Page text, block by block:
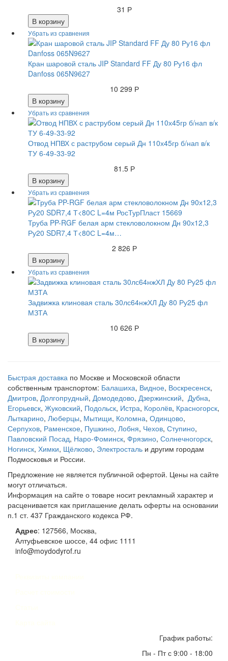
31 Р
В корзину
Кран шаровой сталь JIP Standard FF Ду 80 Ру16 фл
Danfoss 065N9627
10 299 Р
В корзину
Отвод НПВХ с раструбом серый Дн 110х45гр б/нап в/к
ТУ 6-49-33-92
81.5 Р
В корзину
Труба PP-RGF белая арм стекловолокном Дн 90х12,3
Ру20 SDR7,4 Т<80С L=4м…
2 826 Р
В корзину
Задвижка клиновая сталь 30лс64нжХЛ Ду 80 Ру25 фл
МЗТА
10 626 Р
В корзину
Быстрая доставка по Москве и Московской области
собственным транспортом: Балашиха, Видное, Воскресенск,
Дмитров, Долгопрудный, Домодедово, Дзержинский, Дубна,
Егорьевск, Жуковский, Подольск, Истра, Королёв, Красногорск,
Лыткарино, Люберцы, Мытищи, Коломна, Одинцово,
Серпухов, Раменское, Пушкино, Лобня, Чехов, Ступино,
Павловский Посад, Наро-Фоминск, Фрязино, Солнечногорск,
Ногинск, Химки, Щёлково, Электросталь и другим городам
Подмосковья и России.
Предложение не является публичной офертой. Цены на сайте
могут отличаться.
Информация на сайте о товаре носит рекламный характер и
расценивается как приглашение делать оферты на основании
п.1 ст. 437 Гражданского кодекса РФ.
Адрес: 127566, Москва,
Алтуфьевское шоссе, 44 офис 1111
info@moydodyrof.ru
График работы:
Пн - Пт с 9:00 - 18:00